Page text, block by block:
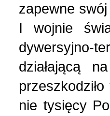
zapewne
I wojnie
działającą
nie tysięcy